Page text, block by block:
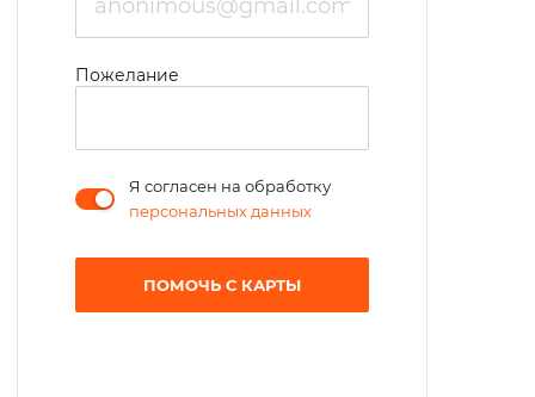
Пожелание
Я согласен на обработку
персональных данных
ПОМОЧЬ С КАРТЫ